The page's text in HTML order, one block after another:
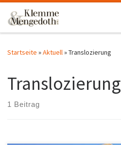
Zum Inhalt springen
Startseite »Aktuell»Translozierung
Translozierung
1 Beitrag